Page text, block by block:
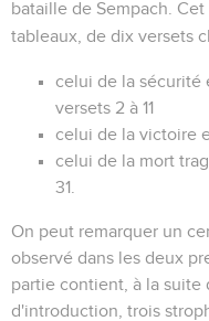
bataille de Sempach.
tableaux, de dix versets
celui de la sécurité
versets 2 à 11
celui de la victoire
celui de la mort
31.
On peut remarquer un
observé dans les deux
partie contient, à la suite
d'introduction, trois